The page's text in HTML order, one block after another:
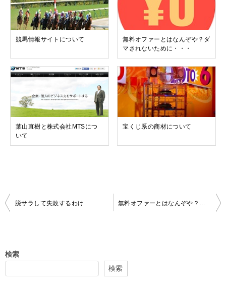
競馬情報サイトについて
無料オファーとはなんぞや？ダ
マされないために・・・
葉山直樹と株式会社MTSにつ
いて
宝くじ系の商材について
投
ビ
脱サラして失敗するわけ 無料オファーとはなんぞや？ダマされないために・・・
検索
検索